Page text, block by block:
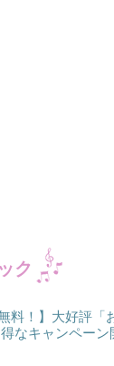
ク
料！】大好評
なキャンペーン